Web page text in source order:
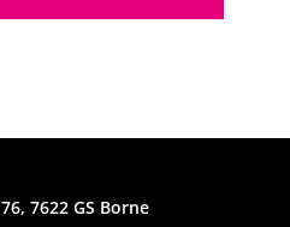
7622 GS Borne